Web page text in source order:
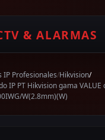
& ALARMAS
IP Profesionales/Hikvision/
IP PT Hikvision gama VALUE
W(2.8mm)(W)